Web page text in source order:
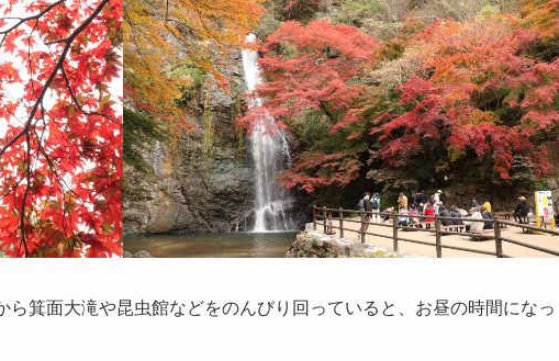
箕面大滝や昆虫館などをのんびり回っていると、お昼の時間になっ